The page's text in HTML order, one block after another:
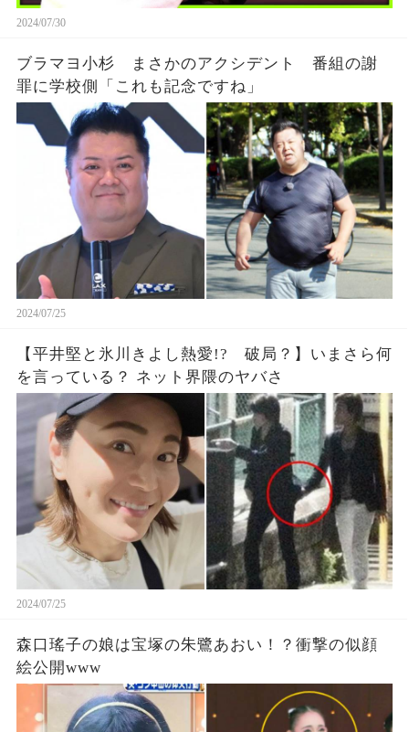
2024/07/30
ブラマヨ小杉 まさかのアクシデント 番組の謝
罪に学校側「これも記念ですね」
2024/07/25
【平井堅と氷川きよし熱愛!? 破局？】いまさら何
を言っている？ ネット界隈のヤバさ
2024/07/25
森口瑤子の娘は宝塚の朱鷺あおい！？衝撃の似顔
絵公開www